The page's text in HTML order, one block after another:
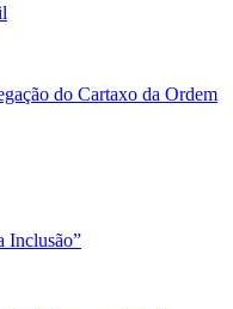
do Cartaxo da Ordem
Inclusão”